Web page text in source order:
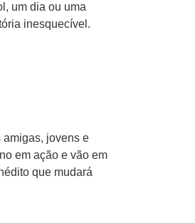
um dia ou uma
inesquecível.
amigas, jovens e
em ação e vão em
que mudará